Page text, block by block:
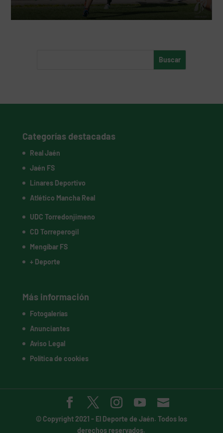
Categorías destacadas
Real Jaén
Jaén FS
Linares Deportivo
Atlético Mancha Real
UDC Torredonjimeno
CD Torreperogil
Mengíbar FS
+ Deporte
Más información
Fotogalerías
Anunciantes
Aviso Legal
Política de cookies
© Copyright 2021 - El Deporte de Jaén. Todos los
derechos reservados.